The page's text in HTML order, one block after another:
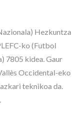
Hezkuntza
ko (Futbol
7805 kidea. Gaur
Occidental-eko
teknikoa da.